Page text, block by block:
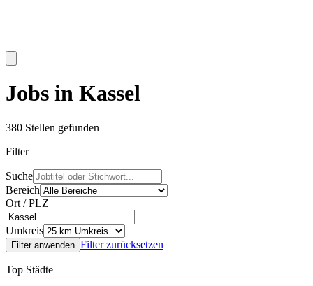
Jobs in Kassel
380 Stellen gefunden
Filter
Suche
Bereich
Ort / PLZ
Umkreis
Filter anwenden Filter zurücksetzen
Top Städte